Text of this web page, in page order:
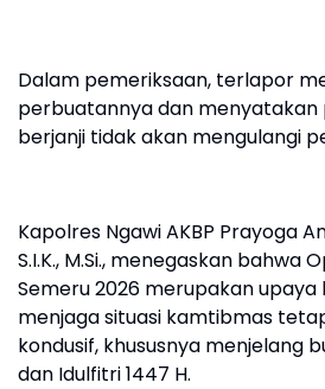
Dalam pemeriksaan, terlapor
perbuatannya dan menyatakan
berjanji tidak akan mengulangi
Kapolres Ngawi AKBP Prayoga
S.I.K., M.Si., menegaskan bahwa
Semeru 2026 merupakan upaya
menjaga situasi kamtibmas
kondusif, khususnya menjelang
dan Idulfitri 1447 H.